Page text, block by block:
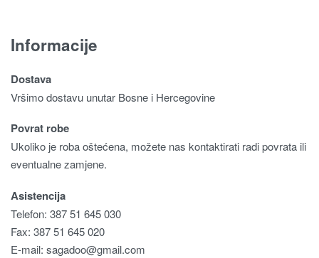
Informacije
Dostava
Vršimo dostavu unutar Bosne i Hercegovine
Povrat robe
Ukoliko je roba oštećena, možete nas kontaktirati radi povrata ili
eventualne zamjene.
Asistencija
Telefon: 387 51 645 030
Fax: 387 51 645 020
E-mail: sagadoo@gmail.com